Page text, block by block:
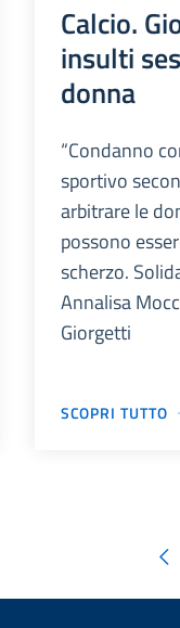
Calcio.
insulti
donna
“Condanno
sportivo
arbitrare le
possono
scherzo.
Annalisa
Giorgetti
SCOPRI TUTTO